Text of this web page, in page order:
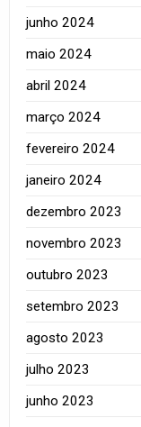
junho 2024
maio 2024
abril 2024
março 2024
fevereiro 2024
janeiro 2024
dezembro 2023
novembro 2023
outubro 2023
setembro 2023
agosto 2023
julho 2023
junho 2023